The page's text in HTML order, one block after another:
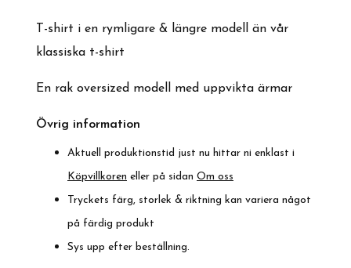
T-shirt i en rymligare & längre modell än vår
klassiska t-shirt
En rak oversized modell med uppvikta ärmar
Övrig information
Aktuell produktionstid just nu hittar ni enklast i
Köpvillkoren eller på sidan Om oss
Tryckets färg, storlek & riktning kan variera något
på färdig produkt
Sys upp efter beställning.